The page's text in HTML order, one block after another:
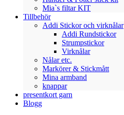
Mia`s filtar KIT
Tillbehör
Addi Stickor och virknålar
Addi Rundstickor
Strumpstickor
Virknålar
Nålar etc.
Markörer & Stickmått
Mina armband
knappar
presentkort garn
Blogg